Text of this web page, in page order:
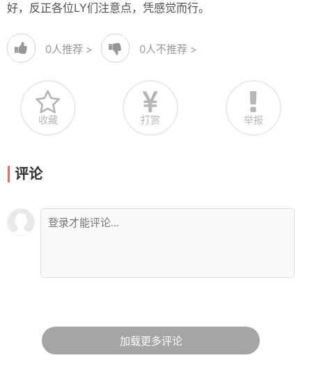
好，反正各位LY们注意点，凭感觉而行。
0人推荐 > 0人不推荐 >
收藏 打赏 举报
评论
加载更多评论